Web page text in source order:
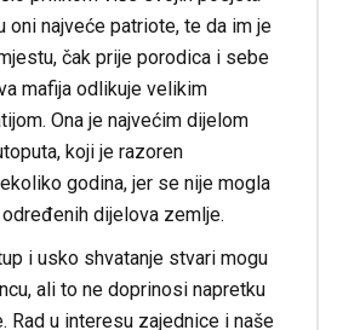
oni najveće patriote, te da im je
čak prije porodica i sebe
mafija odlikuje velikim
Ona je najvećim dijelom
koji je razoren
godina, jer se nije mogla
dijelova zemlje.
i usko shvatanje stvari mogu
ali to ne doprinosi napretku
Rad u interesu zajednice i naše